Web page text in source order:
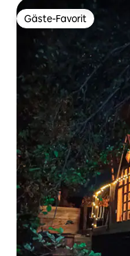
Gäste-Favorit
Gäste-Favorit